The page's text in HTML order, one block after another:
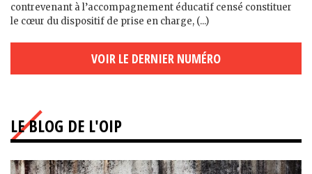
contrevenant à l’accompagnement éducatif censé constituer
le cœur du dispositif de prise en charge, (...)
VOIR LE DERNIER NUMÉRO
LE BLOG DE L'OIP